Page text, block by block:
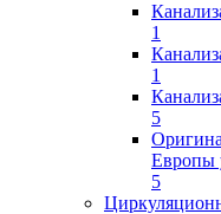
1
1
5
Европы
5